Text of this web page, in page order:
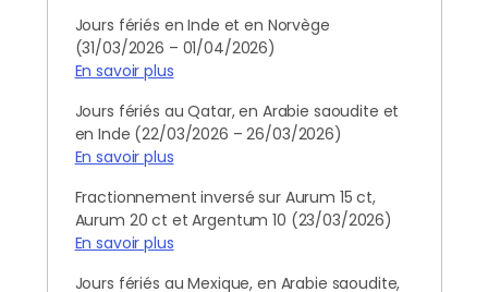
Jours fériés en Inde et en Norvège
(31/03/2026 – 01/04/2026)
En savoir plus
Jours fériés au Qatar, en Arabie saoudite et
en Inde (22/03/2026 – 26/03/2026)
En savoir plus
Fractionnement inversé sur Aurum 15 ct,
Aurum 20 ct et Argentum 10 (23/03/2026)
En savoir plus
Jours fériés au Mexique, en Arabie saoudite,